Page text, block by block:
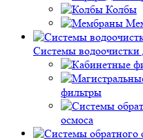
Колбы
Системы водоочистки
фильтры
осмоса